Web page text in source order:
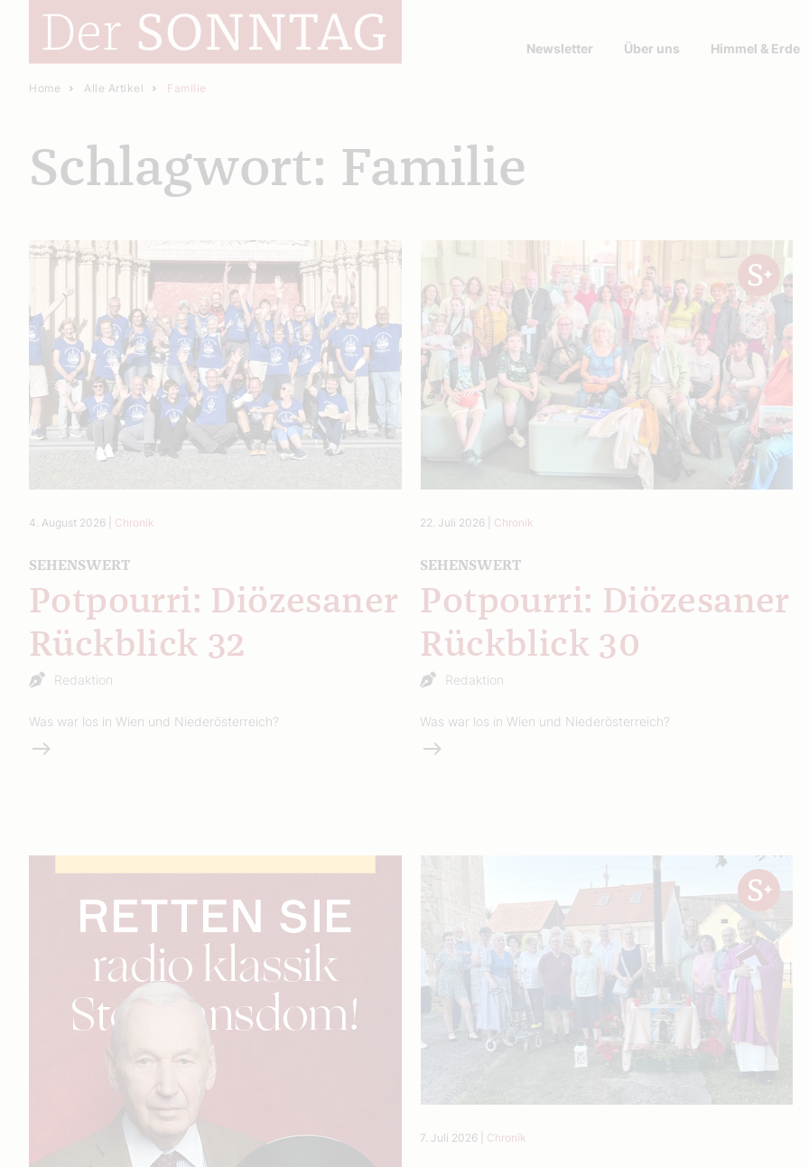
Newsletter Über uns Himmel & Erde
Home Alle Artikel Familie
Schlagwort: Familie
4. August 2026 Chronik
SEHENSWERT
Potpourri: Diözesaner
Rückblick 32
Redaktion
Was war los in Wien und Niederösterreich?
Weiterlesen
22. Juli 2026 Chronik
SEHENSWERT
Potpourri: Diözesaner
Rückblick 30
Redaktion
Was war los in Wien und Niederösterreich?
Weiterlesen
7. Juli 2026 Chronik